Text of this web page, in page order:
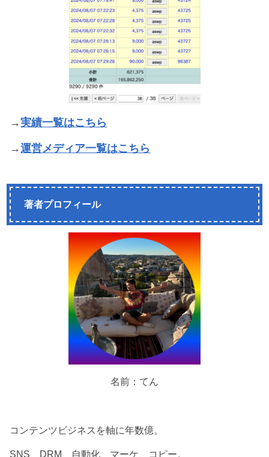
→実績一覧はこちら
→運営メディア一覧はこちら
著者プロフィール
名前：てん
コンテンツビジネスを軸に年数億。
SNS、DRM、自動化、マーケ、コピー。